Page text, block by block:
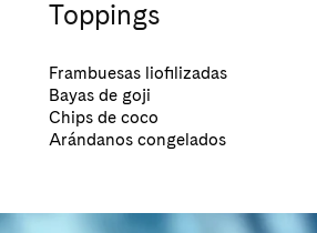
Toppings
Frambuesas liofilizadas
Bayas de goji
Chips de coco
Arándanos congelados